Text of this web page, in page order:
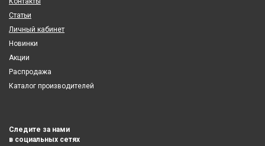
Статьи
Личный кабинет
Новинки
Акции
Распродажа
Каталог производителей
Следите за нами
в социальных сетях